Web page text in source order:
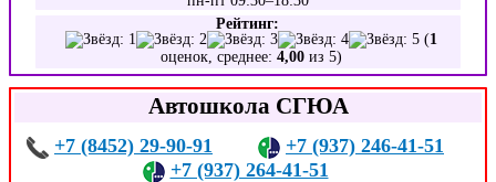
Рейтинг:
(1
оценок, среднее:4,00 из 5)
Автошкола СГЮА
+7 (8452) 29-90-91
+7 (937) 246-41-51
+7 (937) 264-41-51